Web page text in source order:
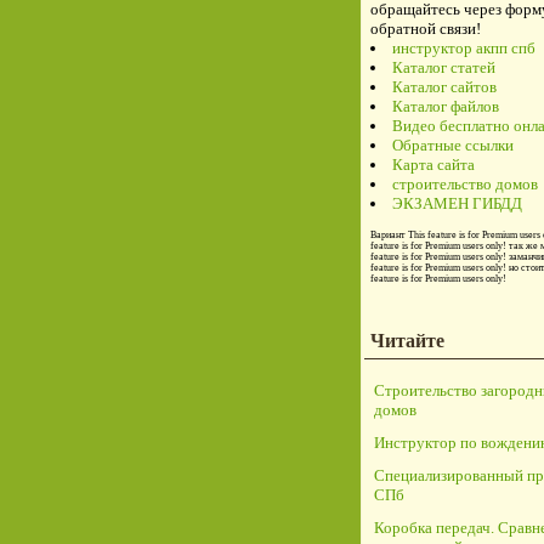
обращайтесь через
обратной связи!
инструктор акпп спб
Каталог статей
Каталог сайтов
Каталог файлов
Видео бесплатно
Обратные ссылки
Карта сайта
строительство домов
ЭКЗАМЕН ГИБДД
Вариант This feature is for Premium users
feature is for Premium users only! так же
feature is for Premium users only!
feature is for Premium users only! но
feature is for Premium users only!
Читайте
Строительство
домов
Инструктор по
Специализированный
СПб
Коробка передач.